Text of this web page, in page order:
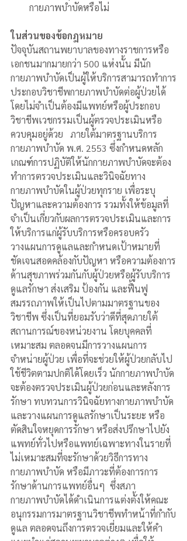
กายภาพบำบัดหรือไม่
ในส่วนของข้อกฎหมาย
ปัจจุบันสถานพยาบาลของทางราชการหรือ
เอกชนมากมายกว่า 500 แห่งนั้น มีนัก
กายภาพบำบัดเป็นผู้ให้บริการสามารถทำการ
ประกอบวิชาชีพกายภาพบำบัดต่อผู้ป่วยได้
โดยไม่จำเป็นต้องมีแพทย์หรือผู้ประกอบ
วิชาชีพเวชกรรมเป็นผู้ตรวจประเมินหรือ
ควบคุมอยู่ด้วย   ภายใต้มาตรฐานบริการ
กายภาพบำบัด พ.ศ. 2553 ซึ่งกำหนดหลัก
เกณฑ์การปฏิบัติให้นักกายภาพบำบัดจะต้อง
ทำการตรวจประเมินและวินิจฉัยทาง
กายภาพบำบัดในผู้ป่วยทุกราย เพื่อระบุ
ปัญหาและความต้องการ รวมทั้งให้ข้อมูลที่
จำเป็นเกี่ยวกับผลการตรวจประเมินและการ
ให้บริการแก่ผู้รับบริการหรือครอบครัว
วางแผนการดูแลและกำหนดเป้าหมายที่
ชัดเจนสอดคล้องกับปัญหา หรือความต้องการ
ด้านสุขภาพร่วมกันกับผู้ป่วยหรือผู้รับบริการ
ดูแลรักษา ส่งเสริม ป้องกัน และฟื้นฟู
สมรรถภาพให้เป็นไปตามมาตรฐานของ
วิชาชีพ ซึ่งเป็นที่ยอมรับว่าดีที่สุดภายใต้
สถานการณ์ของหน่วยงาน โดยบุคคลที่
เหมาะสม ตลอดจนมีการวางแผนการ
จำหน่ายผู้ป่วย เพื่อที่จะช่วยให้ผู้ป่วยกลับไป
ใช้ชีวิตตามปกติได้โดยเร็ว นักกายภาพบำบัด
จะต้องตรวจประเมินผู้ป่วยก่อนและหลังการ
รักษา ทบทวนการวินิจฉัยทางกายภาพบำบัด
และวางแผนการดูแลรักษาเป็นระยะ หรือ
ตัดสินใจหยุดการรักษา หรือส่งปรึกษาไปยัง
แพทย์ทั่วไปหรือแพทย์เฉพาะทางในรายที่
ไม่เหมาะสมที่จะรักษาด้วยวิธีการทาง
กายภาพบำบัด หรือมีภาวะที่ต้องการการ
รักษาด้านการแพทย์อื่นๆ  ซึ่งสภา
กายภาพบำบัดได้ดำเนินการแต่งตั้งให้คณะ
อนุกรรมการมาตรฐานวิชาชีพทำหน้าที่กำกับ
ดูแล ตลอดจนถึงการตรวจเยี่ยมและให้คำ